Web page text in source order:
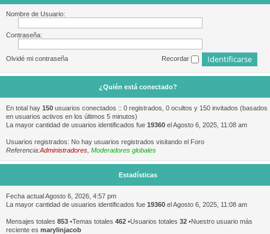
Nombre de Usuario:
Contraseña:
Olvidé mi contraseña Recordar
¿Quién está conectado?
En total hay 150 usuarios conectados :: 0 registrados, 0 ocultos y 150 invitados (basados
en usuarios activos en los últimos 5 minutos)
La mayor cantidad de usuarios identificados fue 19360 el Agosto 6, 2025, 11:08 am
Usuarios registrados: No hay usuarios registrados visitando el Foro
Referencia:Administradores Moderadores globales
Estadísticas
Fecha actual Agosto 6, 2026, 4:57 pm
La mayor cantidad de usuarios identificados fue 19360 el Agosto 6, 2025, 11:08 am
Mensajes totales 853 •Temas totales 462 •Usuarios totales 32 •Nuestro usuario más
reciente es marylinjacob